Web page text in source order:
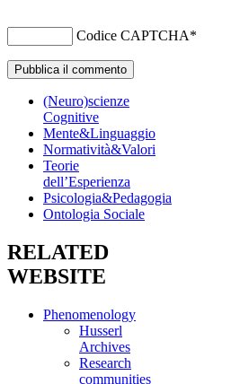
Codice CAPTCHA*
(Neuro)scienze
Cognitive
Mente&Linguaggio
Normatività&Valori
Teorie
dell’Esperienza
Psicologia&Pedagogia
Ontologia Sociale
RELATED
WEBSITE
Phenomenology
Husserl
Archives
Research
communities